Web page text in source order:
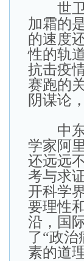
世卫
加霜的
的速度
性的轨
抗击疫
赛跑的
阴谋论
中东
学家阿
还远远
考与求
开科学
要理性
沿，国
了“政治
素的道理